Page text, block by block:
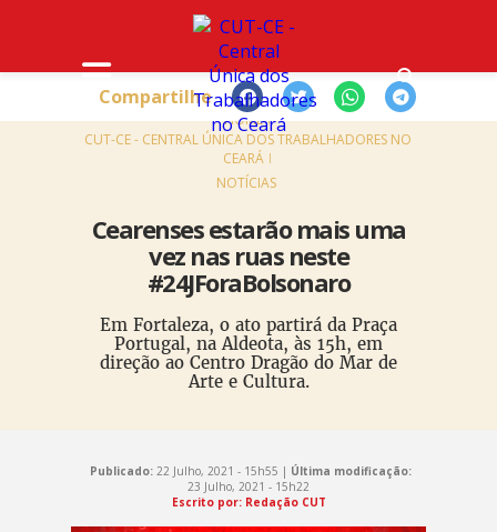
HOME
CUT-CE - CENTRAL ÚNICA DOS TRABALHADORES NO
CEARÁ
NOTÍCIAS
Cearenses estarão mais uma
vez nas ruas neste
#24JForaBolsonaro
Em Fortaleza, o ato partirá da Praça
Portugal, na Aldeota, às 15h, em
direção ao Centro Dragão do Mar de
Arte e Cultura.
Compartilhe
Publicado:22 Julho, 2021 - 15h55 | Última modificação:
23 Julho, 2021 - 15h22
Escrito por: Redação CUT